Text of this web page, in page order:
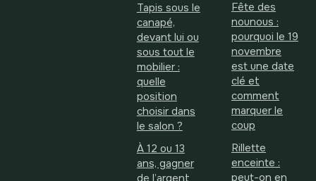
Tapis sous le
canapé,
devant lui ou
sous tout le
mobilier :
quelle
position
choisir dans
le salon ?
À 12 ou 13
ans, gagner
Fête des
nounous :
pourquoi le 19
novembre
est une date
clé et
comment
marquer le
coup
Rillette
enceinte :
peut-on en